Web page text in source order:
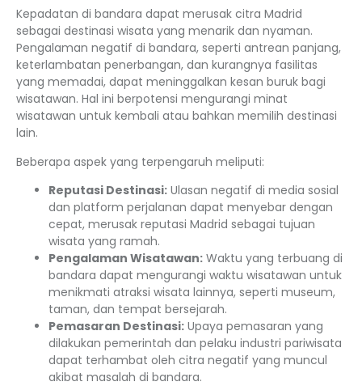
Kepadatan di bandara dapat merusak citra Madrid
sebagai destinasi wisata yang menarik dan nyaman.
Pengalaman negatif di bandara, seperti antrean panjang,
keterlambatan penerbangan, dan kurangnya fasilitas
yang memadai, dapat meninggalkan kesan buruk bagi
wisatawan. Hal ini berpotensi mengurangi minat
wisatawan untuk kembali atau bahkan memilih destinasi
lain.
Beberapa aspek yang terpengaruh meliputi:
Reputasi Destinasi: Ulasan negatif di media sosial
dan platform perjalanan dapat menyebar dengan
cepat, merusak reputasi Madrid sebagai tujuan
wisata yang ramah.
Pengalaman Wisatawan: Waktu yang terbuang di
bandara dapat mengurangi waktu wisatawan untuk
menikmati atraksi wisata lainnya, seperti museum,
taman, dan tempat bersejarah.
Pemasaran Destinasi: Upaya pemasaran yang
dilakukan pemerintah dan pelaku industri pariwisata
dapat terhambat oleh citra negatif yang muncul
akibat masalah di bandara.